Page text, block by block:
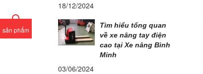
sản phẩm
18/12/2024
Tìm hiểu tổng quan
về xe nâng tay điện
cao tại Xe nâng Bình
Minh
03/06/2024